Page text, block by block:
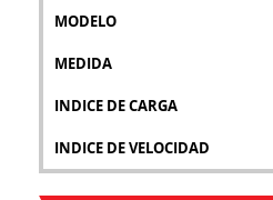
MODELO
MEDIDA
INDICE DE CARGA
INDICE DE VELOCIDAD
imágenes